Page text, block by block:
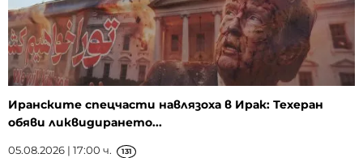
Иранските спецчасти навлязоха в Ирак: Техеран
обяви ликвидирането...
05.08.2026 | 17:00 ч. 131